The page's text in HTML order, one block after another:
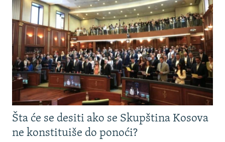
Šta će se desiti ako se Skupština Kosova
ne konstituiše do ponoći?